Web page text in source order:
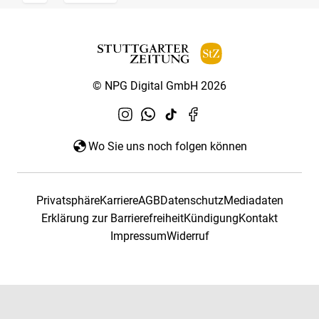
© NPG Digital GmbH 2026
Wo Sie uns noch folgen können
PrivatsphäreKarriereAGBDatenschutzMediadaten
Erklärung zur BarrierefreiheitKündigungKontakt
ImpressumWiderruf